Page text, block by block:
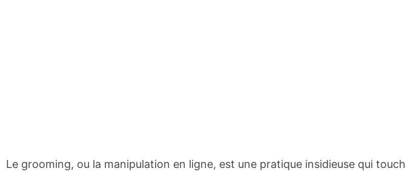
Le grooming, ou la manipulation en ligne, est une pratique insidieuse qui